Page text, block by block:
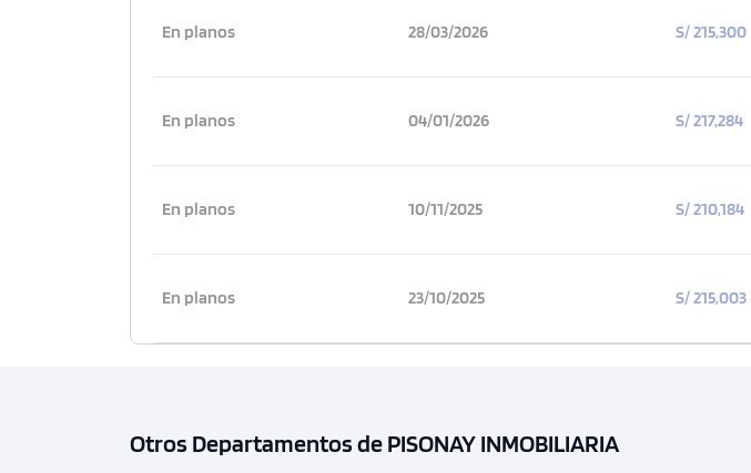
En planos 28/03/2026 S/ 215,300
En planos 04/01/2026 S/ 217,284
En planos 10/11/2025 S/ 210,184
En planos 23/10/2025 S/ 215,003
Otros Departamentos de PISONAY INMOBILIARIA